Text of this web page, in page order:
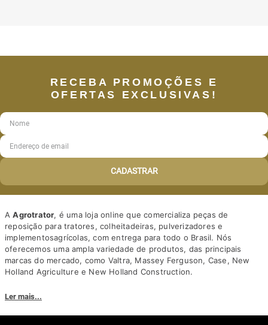
RECEBA PROMOÇÕES E
OFERTAS EXCLUSIVAS!
CADASTRAR
AAgrotrator, é uma loja online que comercializa peças de
reposição para tratores, colheitadeiras, pulverizadores e
implementosagrícolas, com entrega para todo o Brasil. Nós
oferecemos uma ampla variedade de produtos, das principais
marcas do mercado, como Valtra, Massey Ferguson, Case, New
Holland Agriculture e New Holland Construction.
competitivos. Nós também oferecemos um atendimento
personalizado, com equipe de profissionais altamente capacitados
Ler mais...